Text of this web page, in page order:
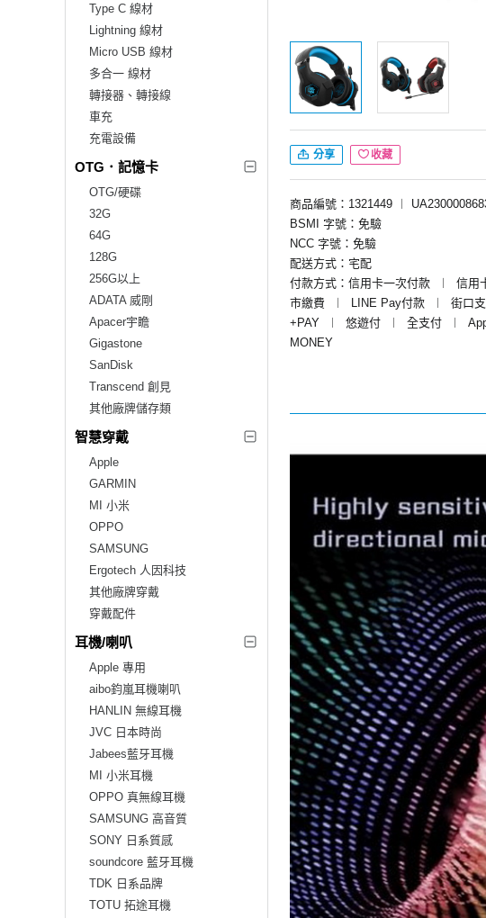
Type C 線材
Lightning 線材
Micro USB 線材
多合一 線材
轉接器、轉接線
車充
充電設備
OTG．記憶卡
OTG/硬碟
32G
64G
128G
256G以上
ADATA 威剛
Apacer宇瞻
Gigastone
SanDisk
Transcend 創見
其他廠牌儲存類
智慧穿戴
Apple
GARMIN
MI 小米
OPPO
SAMSUNG
Ergotech 人因科技
其他廠牌穿戴
穿戴配件
耳機/喇叭
Apple 專用
aibo鈞嵐耳機喇叭
HANLIN 無線耳機
JVC 日本時尚
Jabees藍牙耳機
MI 小米耳機
OPPO 真無線耳機
SAMSUNG 高音質
SONY 日系質感
soundcore 藍牙耳機
TDK 日系品牌
TOTU 拓途耳機
分享 收藏
商品編號：1321449 ︱
BSMI 字號：免驗
NCC 字號：免驗
配送方式：宅配
付款方式：信用卡一次付款
︱ 信用
市繳費
︱ LINE Pay付款 ︱ 街口
+PAY
︱ 悠遊付 ︱ 全支付 ︱
MONEY